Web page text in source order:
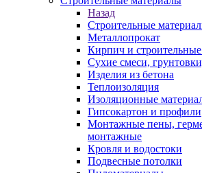
Назад
Строительные
Металлопрокат
Кирпич и
Сухие смеси,
Изделия из бетона
Теплоизоляция
Изоляционные
Гипсокартон и профили
Монтажные пены,
монтажные
Кровля и водостоки
Подвесные потолки